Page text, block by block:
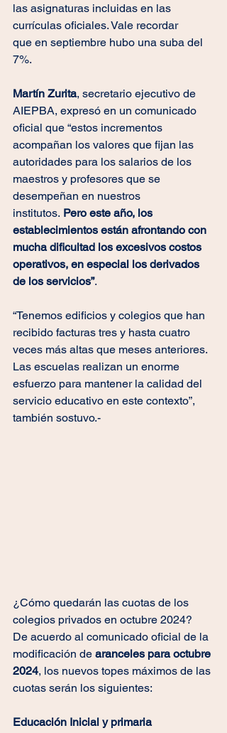
las asignaturas incluidas en las
currículas oficiales. Vale recordar
que en septiembre hubo una suba del
7%.
Martín Zurita, secretario ejecutivo de
AIEPBA, expresó en un comunicado
oficial que “estos incrementos
acompañan los valores que fijan las
autoridades para los salarios de los
maestros y profesores que se
desempeñan en nuestros
institutos. Pero este año, los
establecimientos están afrontando con
mucha dificultad los excesivos costos
operativos, en especial los derivados
de los servicios”.
“Tenemos edificios y colegios que han
recibido facturas tres y hasta cuatro
veces más altas que meses anteriores.
Las escuelas realizan un enorme
esfuerzo para mantener la calidad del
servicio educativo en este contexto”,
también sostuvo.-
¿Cómo quedarán las cuotas de los
colegios privados en octubre 2024?
De acuerdo al comunicado oficial de la
modificación de aranceles para octubre
2024, los nuevos topes máximos de las
cuotas serán los siguientes:
Educación Inicial y primaria